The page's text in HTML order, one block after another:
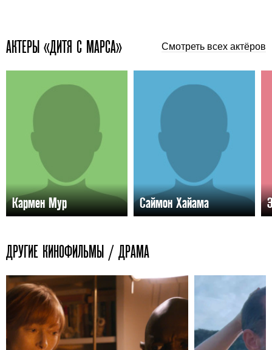
АКТЕРЫ «ДИТЯ С МАРСА» Смотреть всех актёров
Кармен Мур Саймон Хайама
ДРУГИЕ КИНОФИЛЬМЫ / ДРАМА